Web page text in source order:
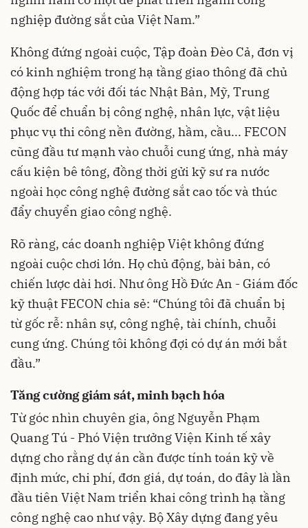
nghiệp đường sắt của Việt Nam.”
Không đứng ngoài cuộc, Tập đoàn Đèo Cả, đơn vị
có kinh nghiệm trong hạ tầng giao thông đã chủ
động hợp tác với đối tác Nhật Bản, Mỹ, Trung
Quốc để chuẩn bị công nghệ, nhân lực, vật liệu
phục vụ thi công nền đường, hầm, cầu... FECON
cũng đầu tư mạnh vào chuỗi cung ứng, nhà máy
cấu kiện bê tông, đồng thời gửi kỹ sư ra nước
ngoài học công nghệ đường sắt cao tốc và thúc
đẩy chuyển giao công nghệ.
Rõ ràng, các doanh nghiệp Việt không đứng
ngoài cuộc chơi lớn. Họ chủ động, bài bản, có
chiến lược dài hơi. Như ông Hồ Đức An - Giám đốc
kỹ thuật FECON chia sẻ: “Chúng tôi đã chuẩn bị
từ gốc rễ: nhân sự, công nghệ, tài chính, chuỗi
cung ứng. Chúng tôi không đợi có dự án mới bắt
đầu.”
Tăng cường giám sát, minh bạch hóa
Từ góc nhìn chuyên gia, ông Nguyễn Phạm
Quang Tú - Phó Viện trưởng Viện Kinh tế xây
dựng cho rằng dự án cần được tính toán kỹ về
định mức, chi phí, đơn giá, dự toán, do đây là lần
đầu tiên Việt Nam triển khai công trình hạ tầng
công nghệ cao như vậy. Bộ Xây dựng đang yêu